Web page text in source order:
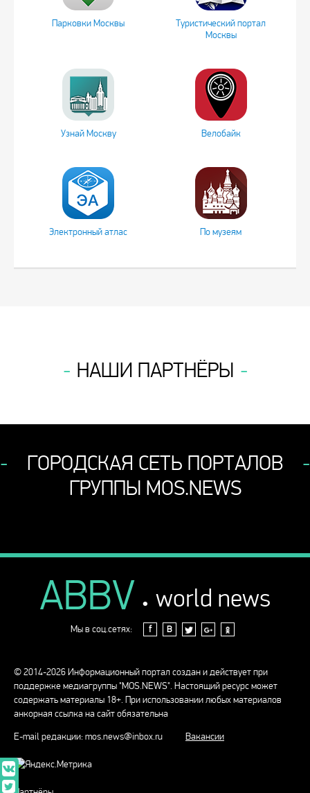
Парковки Москвы
Туристический портал
Москвы
Узнай Москву Велобайк
Электронный атлас По музеям
НАШИ ПАРТНЁРЫ
ГОРОДСКАЯ СЕТЬ ПОРТАЛОВ
ГРУППЫ MOS.NEWS
ABBV . world news
Мы в соц.сетях: f В
© 2014-2026 Информационный портал создан и действует при
поддержке медиагруппы "MOS.NEWS". Настоящий ресурс может
содержать материалы 18+. При использовании любых материалов
анкорная ссылка на сайт обязательна
E-mail редакции:mos.news@inbox.ru Вакансии